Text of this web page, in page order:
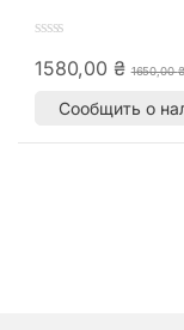
o1580,00 ₴ 1650,00₴
Сообщить о